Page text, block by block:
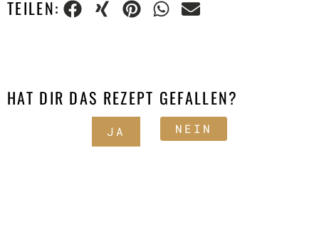
TEILEN:
HAT DIR DAS REZEPT GEFALLEN?
JA NEIN